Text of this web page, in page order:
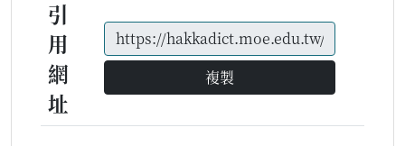
引
用
網
址
複製